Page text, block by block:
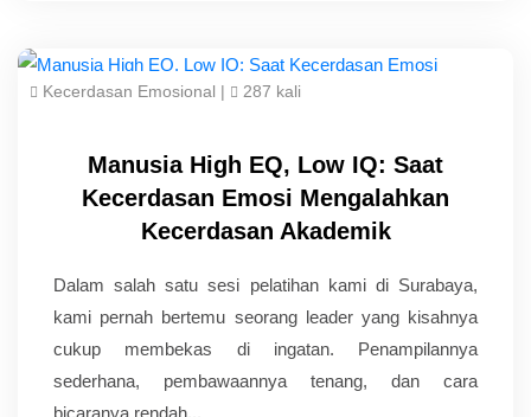
Kecerdasan Emosional | 287 kali
Manusia High EQ, Low IQ: Saat
Kecerdasan Emosi Mengalahkan
Kecerdasan Akademik
Dalam salah satu sesi pelatihan kami di Surabaya,
kami pernah bertemu seorang leader yang kisahnya
cukup membekas di ingatan. Penampilannya
sederhana, pembawaannya tenang, dan cara
bicaranya rendah...